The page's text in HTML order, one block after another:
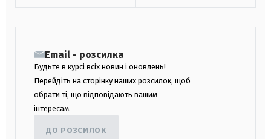
Email - розсилка
Будьте в курсі всіх новин і оновлень!
Перейдіть на сторінку наших розсилок, щоб
обрати ті, що відповідають вашим
інтересам.
ДО РОЗСИЛОК